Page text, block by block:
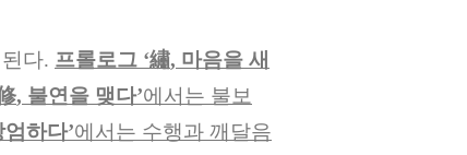
다. 프롤로그 ‘繡, 마음을 새
, 불연을 맺다’에서는 불보
엄하다’에서는 수행과 깨달음